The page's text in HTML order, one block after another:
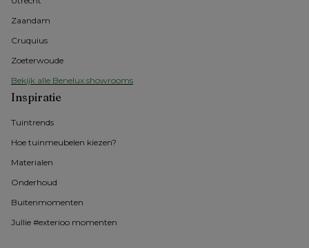
Zaandam
Cruquius
Zoeterwoude
Bekijk alle Benelux showrooms
Inspiratie
Tuintrends
Hoe tuinmeubelen kiezen?
Materialen
Onderhoud
Buitenmomenten
Jullie #exterioo momenten